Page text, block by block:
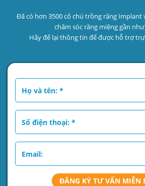
Đã có hơn 3500 cô chú trồng răng Implant
chăm sóc răng miệng gần
Hãy để lại thông tin để được hỗ trợ
ĐĂNG KÝ TƯ VẤN MIỄN